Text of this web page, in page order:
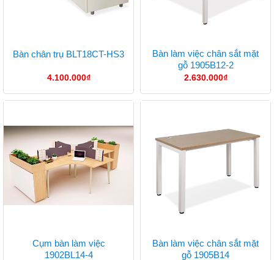
Bàn chân trụ BLT18CT-HS3
4.100.000₫
Bàn làm việc chân sắt mặt
gỗ 1905B12-2
2.630.000₫
Cụm bàn làm việc
1902BL14-4
Bàn làm việc chân sắt mặt
gỗ 1905B14